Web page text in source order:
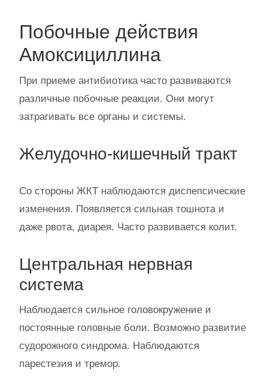
Побочные действия
Амоксициллина
При приеме антибиотика часто развиваются
различные побочные реакции. Они могут
затрагивать все органы и системы.
Желудочно-кишечный тракт
Со стороны ЖКТ наблюдаются диспепсические
изменения. Появляется сильная тошнота и
даже рвота, диарея. Часто развивается колит.
Центральная нервная
система
Наблюдается сильное головокружение и
постоянные головные боли. Возможно развитие
судорожного синдрома. Наблюдаются
парестезия и тремор.